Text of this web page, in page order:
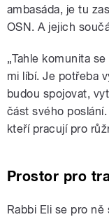
ambasáda, je tu
OSN. A jejich
„Tahle komunita
mi líbí. Je potřeba
budou spojovat,
část svého
kteří pracují pro
Prostor pro
Rabbi Eli se pro